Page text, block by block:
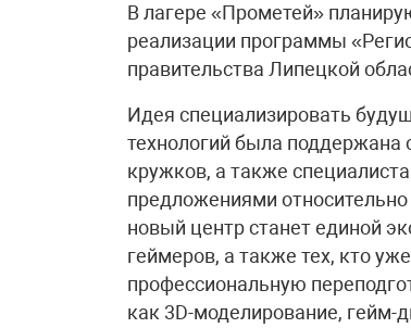
В лагере «Прометей»
реализации программы
правительства Липецкой
Идея специализировать
технологий была поддержана
кружков, а также
предложениями
новый центр станет единой
геймеров, а также тех, кто
профессиональную
как 3D-моделирование, гейм-